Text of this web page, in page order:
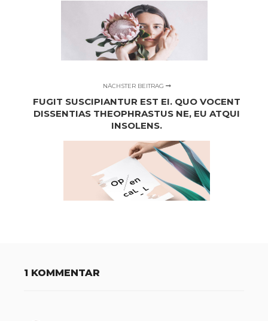
NÄCHSTER BEITRAG
FUGIT SUSCIPIANTUR EST EI. QUO VOCENT
DISSENTIAS THEOPHRASTUS NE, EU ATQUI
INSOLENS.
1 KOMMENTAR